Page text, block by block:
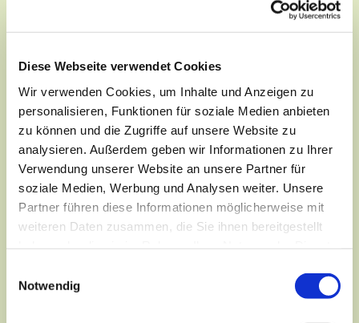
Diese Webseite verwendet Cookies
Wir verwenden Cookies, um Inhalte und Anzeigen zu
personalisieren, Funktionen für soziale Medien anbieten
zu können und die Zugriffe auf unsere Website zu
analysieren. Außerdem geben wir Informationen zu Ihrer
Verwendung unserer Website an unsere Partner für
soziale Medien, Werbung und Analysen weiter. Unsere
Partner führen diese Informationen möglicherweise mit
weiteren Daten zusammen, die Sie ihnen bereitgestellt
Notwendig